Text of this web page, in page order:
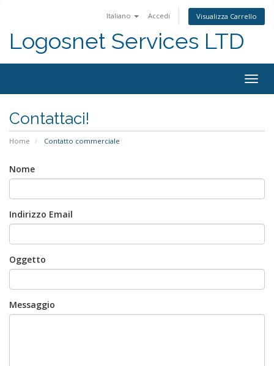
Italiano Accedi Visualizza Carrello
Logosnet Services LTD
Contattaci!
Home Contatto commerciale
Nome
Indirizzo Email
Oggetto
Messaggio